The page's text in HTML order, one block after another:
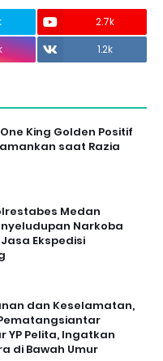
2.7k
1.2k
King Golden Positif
saat Razia
Medan
Narkoba
Ekspedisi
dan Keselamatan,
YP Pelita, Ingatkan
di Bawah Umur